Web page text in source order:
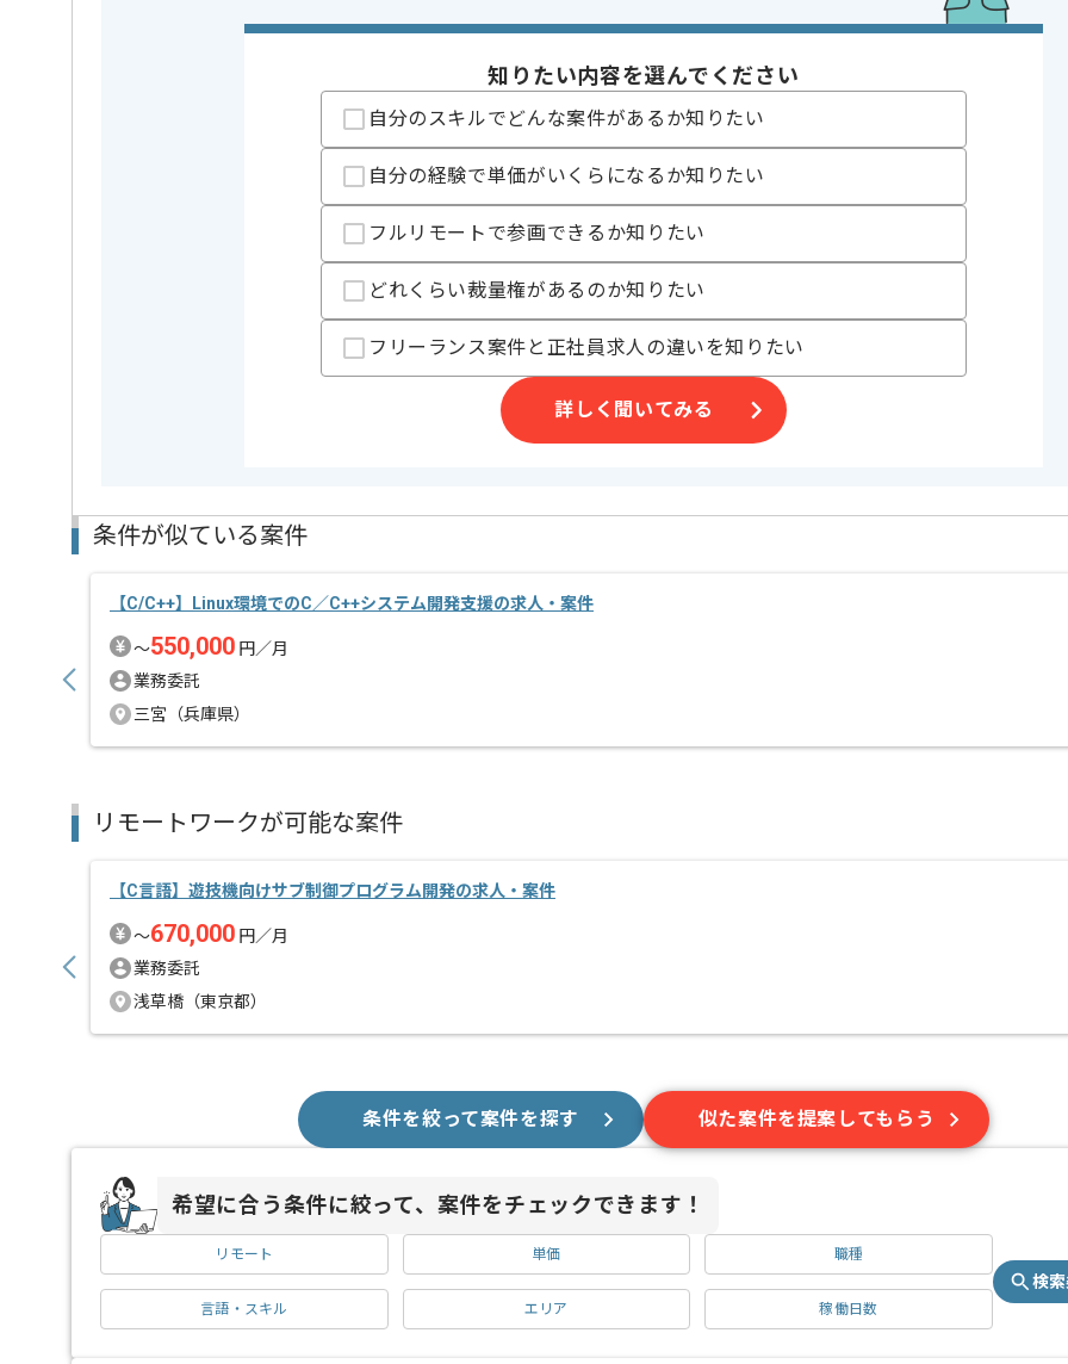
週5日常駐作業を想定しております。
※リモート頻度は習熟度や状況に応じて変動いたします。
知りたい内容を選んでください
自分のスキルでどんな案件があるか知りたい
自分の経験で単価がいくらになるか知りたい
フルリモートで参画できるか知りたい
どれくらい裁量権があるのか知りたい
フリーランス案件と正社員求人の違いを知りたい
詳しく聞いてみる
条件が似ている案件
【C/C++】Linux環境でのC／C++システム開発支援の求人・案件
〜550,000 円／月
業務委託
三宮（兵庫県）
リモートワークが可能な案件
【C言語】遊技機向けサブ制御プログラム開発の求人・案件
〜670,000 円／月
業務委託
浅草橋（東京都）
条件を絞って案件を探す 似た案件を提案してもらう
希望に合う条件に絞って、案件をチェックできます！
リモート 単価 職種
言語・スキル エリア 稼働日数
検